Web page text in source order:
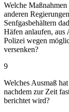
Welche
anderen
Senfgasbehältern
Häfen anlaufen, aus
Polizei wegen
versenken?
9
Welches Ausmaß
nachdem zur Zeit
berichtet wird?